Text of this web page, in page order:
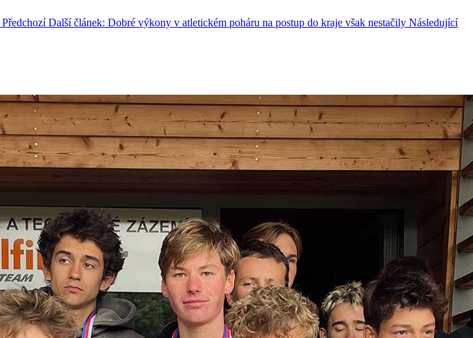
Předchozí Další článek: Dobré výkony v atletickém poháru na postup do kraje však nestačily Následující